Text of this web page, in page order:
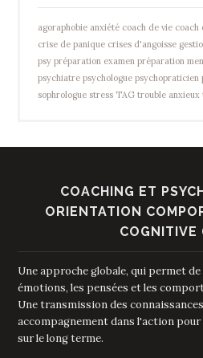
agoraphobie anxiété coach de vie coach
crise de panique crises d'angoisse
psy préparation examen préparation
psychiatre psychologue psychopraticien
sophrologue stress TAG trouble anxieux
COACHING ET
ORIENTATION
COGNITIVE
Une approche globale, qui permet
émotions, les pensées et les
Une transmission des
accompagnement dans l'action
sur le long terme.